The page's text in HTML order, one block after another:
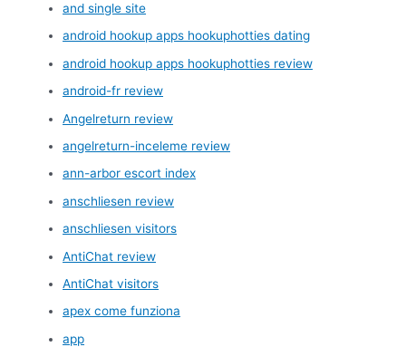
and single site
android hookup apps hookuphotties dating
android hookup apps hookuphotties review
android-fr review
Angelreturn review
angelreturn-inceleme review
ann-arbor escort index
anschliesen review
anschliesen visitors
AntiChat review
AntiChat visitors
apex come funziona
app